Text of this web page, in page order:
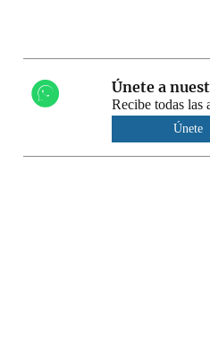
Únete a
Recibe todas las
Únete